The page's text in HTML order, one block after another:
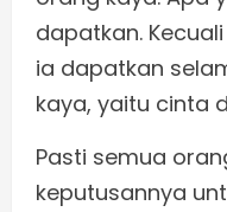
dapatkan.
ia dapatkan
kaya, yaitu cinta
Pasti semua
keputusannya